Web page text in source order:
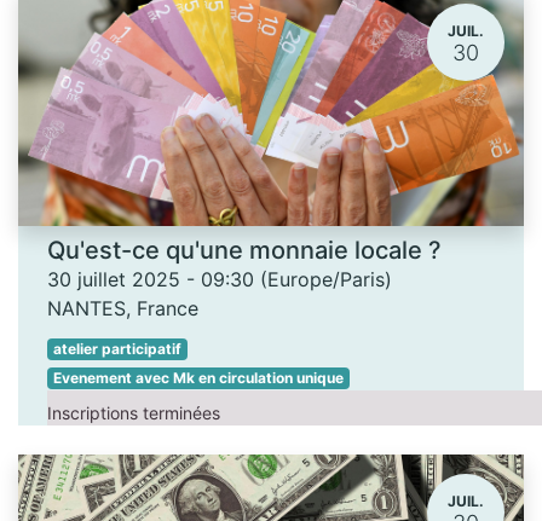
JUIL.
30
Qu'est-ce qu'une monnaie locale ?
30 juillet 2025 - 09:30 (Europe/Paris)
NANTES, France
atelier participatif
Evenement avec Mk en circulation unique
Inscriptions terminées
JUIL.